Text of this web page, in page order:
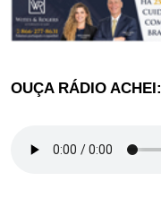
OUÇA RÁDIO ACHEI: